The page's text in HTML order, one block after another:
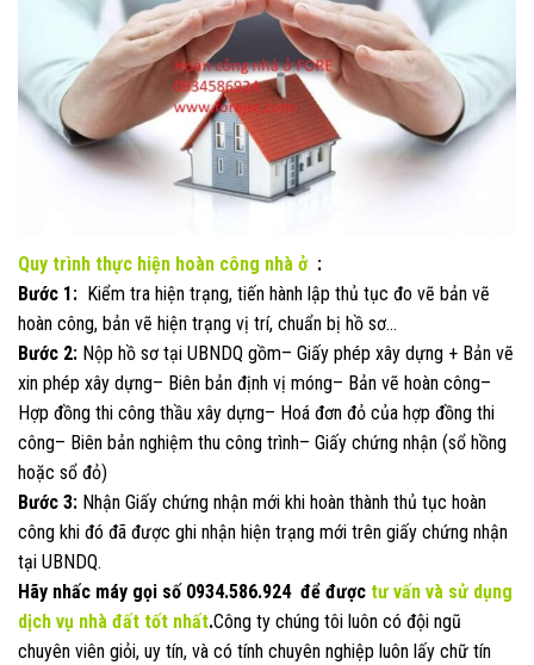
Quy trình thực hiện hoàn công nhà ở :
Bước 1: Kiểm tra hiện trạng, tiến hành lập thủ tục đo vẽ bản vẽ
hoàn công, bản vẽ hiện trạng vị trí, chuẩn bị hồ sơ…
Bước 2: Nộp hồ sơ tại UBNDQ gồm– Giấy phép xây dựng + Bản vẽ
xin phép xây dựng– Biên bản định vị móng– Bản vẽ hoàn công–
Hợp đồng thi công thầu xây dựng– Hoá đơn đỏ của hợp đồng thi
công– Biên bản nghiệm thu công trình– Giấy chứng nhận (sổ hồng
hoặc sổ đỏ)
Bước 3: Nhận Giấy chứng nhận mới khi hoàn thành thủ tục hoàn
công khi đó đã được ghi nhận hiện trạng mới trên giấy chứng nhận
tại UBNDQ.
Hãy nhấc máy gọi số 0934.586.924 để được tư vấn và sử dụng
dịch vụ nhà đất tốt nhất.Công ty chúng tôi luôn có đội ngũ
chuyên viên giỏi, uy tín, và có tính chuyên nghiệp luôn lấy chữ tín